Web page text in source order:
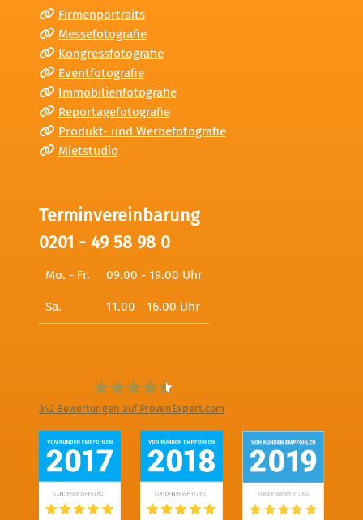
Firmenportraits
Messefotografie
Kongressfotografie
Eventfotografie
Immobilienfotografie
Reportagefotografie
Produkt- und Werbefotografie
Mietstudio
Terminvereinbarung
0201 - 49 58 98 0
Mo. - Fr. 09.00 - 19.00 Uhr
Sa. 11.00 - 16.00 Uhr
Digitale Fotografien - Foto und Film
Produktion
342 Bewertungen auf ProvenExpert.com